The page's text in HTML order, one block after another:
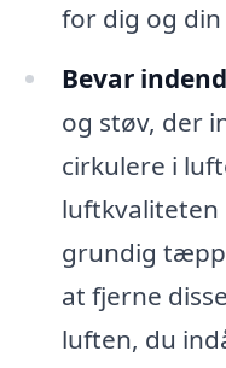
for dig og din
Bevar
og støv, der
cirkulere i
luftkvaliteten
grundig
at fjerne
luften, du